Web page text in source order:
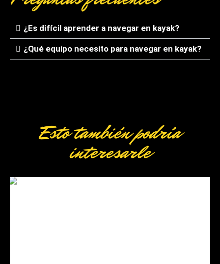
¿Es difícil aprender a navegar en kayak?
¿Qué equipo necesito para navegar en kayak?
Esto también podría
interesarle